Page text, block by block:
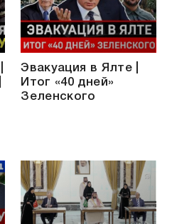
Эвакуация в Ялте |
Итог «40 дней»
Зеленского